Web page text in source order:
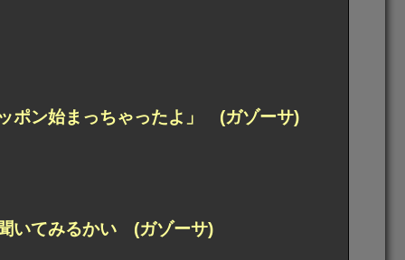
ポン始まっちゃったよ」 (ガゾーサ)
いてみるかい (ガゾーサ)